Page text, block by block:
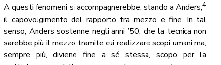
A questi fenomeni si accompagnerebbe, stando a Anders,4
il capovolgimento del rapporto tra mezzo e fine. In tal
senso, Anders sostenne negli anni ’50, che la tecnica non
sarebbe più il mezzo tramite cui realizzare scopi umani ma,
sempre più, diviene fine a sé stessa, scopo per la